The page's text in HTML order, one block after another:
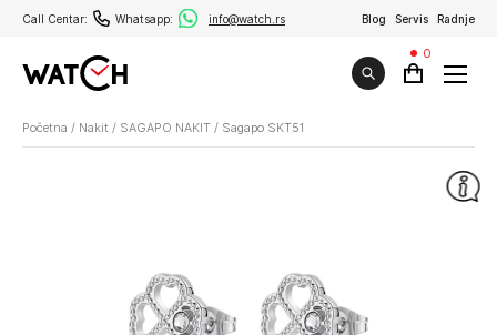
Call Centar: Whatsapp: info@watch.rs Blog Servis Radnje
0
Početna / Nakit / SAGAPO NAKIT / Sagapo SKT51